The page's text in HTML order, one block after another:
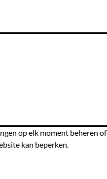
op elk moment beheren of
kan beperken.